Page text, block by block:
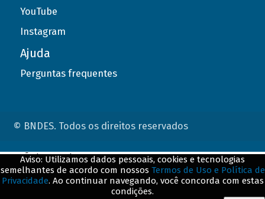
YouTube
Instagram
Ajuda
Perguntas frequentes
© BNDES. Todos os direitos reservados
Aviso: Utilizamos dados pessoais, cookies e tecnologias
semelhantes de acordo com nossos Termos de Uso e Política de
Privacidade. Ao continuar navegando, você concorda com estas
condições.
ConteÃºdo complementar
${title}${badge}